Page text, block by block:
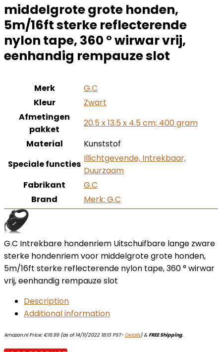
middelgrote grote honden,
5m/16ft sterke reflecterende
nylon tape, 360 ° wirwar vrij,
eenhandig rempauze slot
Merk
‎G.C
Kleur
‎Zwart
Afmetingen
pakket
‎20.5 x 13.5 x 4.5 cm; 400 gram
Material
‎Kunststof
Speciale functies
‎Illichtgevende, Intrekbaar,
Duurzaam
Fabrikant
‎G.C
Brand
Merk: G.C
G.C Intrekbare hondenriem Uitschuifbare lange zware
sterke hondenriem voor middelgrote grote honden,
5m/16ft sterke reflecterende nylon tape, 360 ° wirwar
vrij, eenhandig rempauze slot
Description
Additional information
Amazon.nl Price: €16.99(as of 14/11/2022 18:13 PST-Details)&FREE Shipping.